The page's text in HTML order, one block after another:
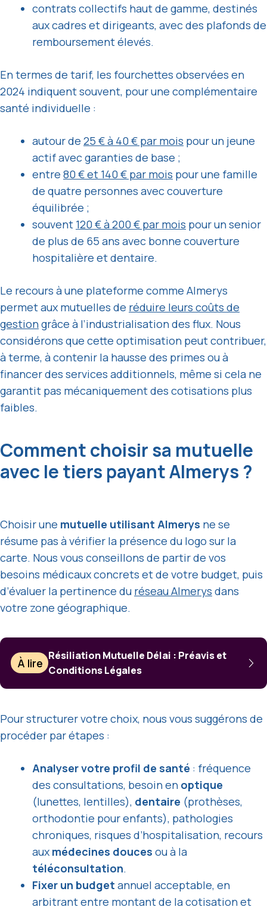
contrats collectifs haut de gamme, destinés
aux cadres et dirigeants, avec des plafonds de
remboursement élevés.
En termes de tarif, les fourchettes observées en
2024 indiquent souvent, pour une complémentaire
santé individuelle :
autour de 25 € à 40 € par mois pour un jeune
actif avec garanties de base ;
entre 80 € et 140 € par mois pour une famille
de quatre personnes avec couverture
équilibrée ;
souvent 120 € à 200 € par mois pour un senior
de plus de 65 ans avec bonne couverture
hospitalière et dentaire.
Le recours à une plateforme comme Almerys
permet aux mutuelles de réduire leurs coûts de
gestiongrâce à l’industrialisation des flux. Nous
considérons que cette optimisation peut contribuer,
à terme, à contenir la hausse des primes ou à
financer des services additionnels, même si cela ne
garantit pas mécaniquement des cotisations plus
faibles.
Comment choisir sa mutuelle
avec le tiers payant Almerys ?
Choisir une mutuelle utilisant Almerys ne se
résume pas à vérifier la présence du logo sur la
carte. Nous vous conseillons de partir de vos
besoins médicaux concrets et de votre budget, puis
d’évaluer la pertinence du réseau Almerys dans
votre zone géographique.
À lire
Résiliation Mutuelle Délai : Préavis et
Conditions Légales
Pour structurer votre choix, nous vous suggérons de
procéder par étapes :
Analyser votre profil de santé : fréquence
des consultations, besoin en optique
(lunettes, lentilles), dentaire (prothèses,
orthodontie pour enfants), pathologies
chroniques, risques d’hospitalisation, recours
aux médecines douces ou à la
téléconsultation.
Fixer un budget annuel acceptable, en
arbitrant entre montant de la cotisation et